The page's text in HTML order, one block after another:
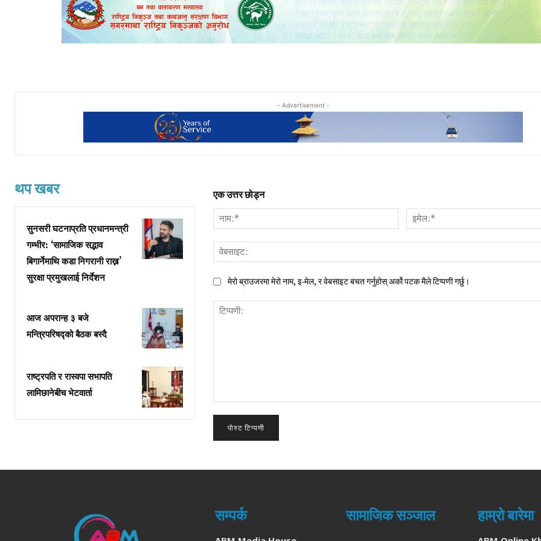
- Advertisement -
थप खबर
सुनसरी घटनाप्रति प्रधानमन्त्री
गम्भीर: ‘सामाजिक सद्भाव
बिगार्नेमाथि कडा निगरानी राख्न’
सुरक्षा प्रमुखलाई निर्देशन
आज अपरान्ह ३ बजे
मन्त्रिपरिषद्को बैठक बस्दै
राष्ट्रपति र रास्वपा सभापति
लामिछानेबीच भेटवार्ता
एक उत्तर छोड्न
नाम:*
मेरो ब्राउजरमा मेरो नाम, इ-मेल, र वेबसाइट बचत गर्नुहोस् अर्को पटक मैले टिप्पणी गर्छु।
सम्पर्क सामाजिक सञ्जाल हाम्रो बारेमा